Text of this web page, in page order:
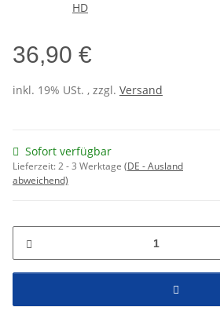
36,90 €
inkl. 19% USt. , zzgl. Versand
Sofort verfügbar
Lieferzeit:2 - 3 Werktage (DE - Ausland
abweichend)